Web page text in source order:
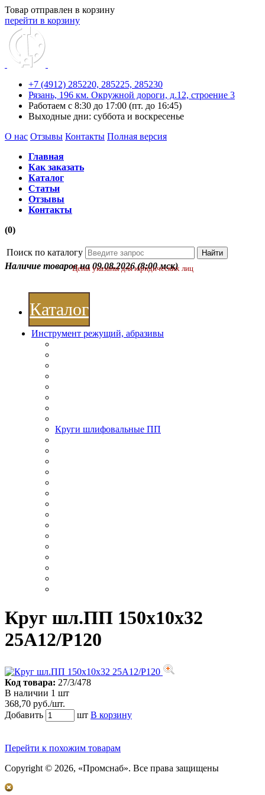
Товар отправлен в корзину
перейти в корзину
+7 (4912) 285220, 285225, 285230
Рязань, 196 км. Окружной дороги, д.12, строение 3
Работаем с 8:30 до 17:00 (пт. до 16:45)
Выходные дни: суббота и воскресенье
О нас Отзывы Контакты Полная версия
Главная
Как заказать
Каталог
Статьи
Отзывы
Контакты
(0)
Поиск по каталогу
Наличие товаров на 09.08.2026 (8:00 мск)
Цены указаны для юридических лиц
Каталог
Инструмент режущий, абразивы
Круги шлифовальные ПП
Круг шл.ПП 150х10х32
25А12/Р120
Код товара: 27/3/478
В наличии 1 шт
368,70 руб./шт.
Добавить
шт В корзину
Перейти к похожим товарам
Copyright © 2026, «Промснаб». Все права защищены